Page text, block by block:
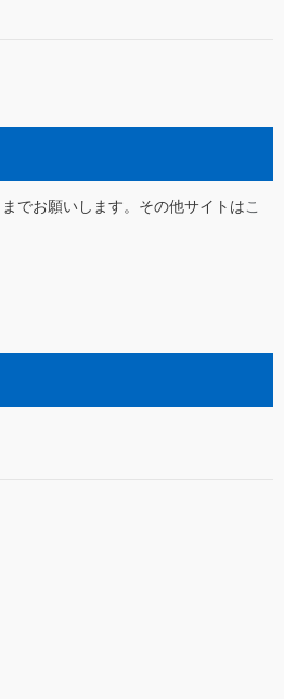
までお願いします。その他サイトはこ